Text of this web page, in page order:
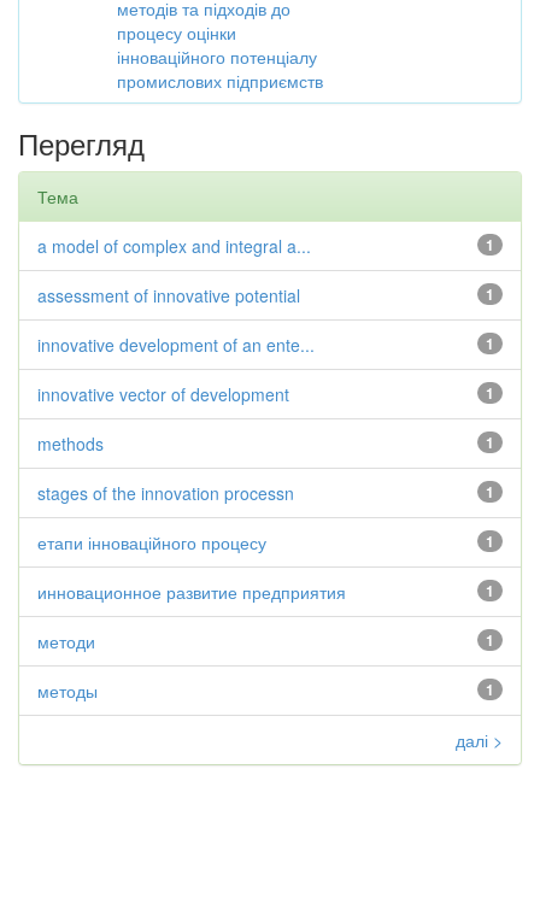
методів та підходів до
процесу оцінки
інноваційного потенціалу
промислових підприємств
Перегляд
Тема
1
a model of complex and integral a...
1
assessment of innovative potential
1
innovative development of an ente...
1
innovative vector of development
1
methods
1
stages of the innovation processn
1
етапи інноваційного процесу
1
инновационное развитие предприятия
1
методи
1
методы
далі >